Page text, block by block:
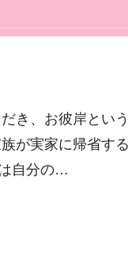
き、お彼岸とい
が実家に帰省す
自分の…